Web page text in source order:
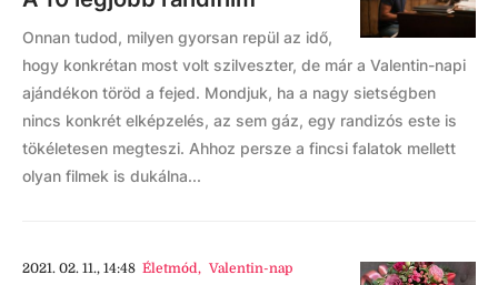
Onnan tudod, milyen gyorsan repül az idő,
hogy konkrétan most volt szilveszter, de már a Valentin-napi
ajándékon töröd a fejed. Mondjuk, ha a nagy sietségben
nincs konkrét elképzelés, az sem gáz, egy randizós este is
tökéletesen megteszi. Ahhoz persze a fincsi falatok mellett
olyan filmek is dukálna...
2021. 02. 11., 14:48 Életmód, Valentin-nap